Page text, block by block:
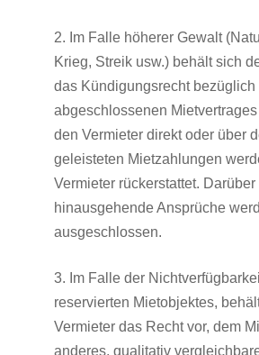
2. Im Falle höherer Gewalt
Krieg, Streik usw.) behält sich
das Kündigungsrecht bezüglich
abgeschlossenen
den Vermieter direkt oder über
geleisteten Mietzahlungen
Vermieter rückerstattet. Darüber
hinausgehende Ansprüche
ausgeschlossen.
3. Im Falle der
reservierten Mietobjektes,
Vermieter das Recht vor, dem
anderes, qualitativ